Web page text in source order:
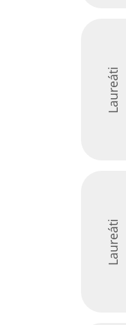
Laureáti
Laureáti